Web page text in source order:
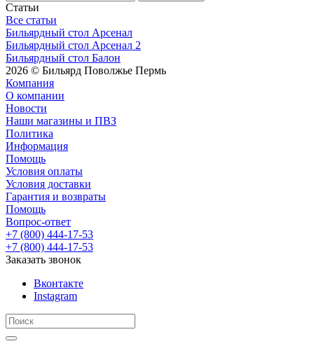
Статьи
Все статьи
Бильярдный стол Арсенал
Бильярдный стол Арсенал 2
Бильярдный стол Балон
2026 © Бильярд Поволжье Пермь
Компания
О компании
Новости
Наши магазины и ПВЗ
Политика
Информация
Помощь
Условия оплаты
Условия доставки
Гарантия и возвраты
Помощь
Вопрос-ответ
+7 (800) 444-17-53
+7 (800) 444-17-53
Заказать звонок
Вконтакте
Instagram